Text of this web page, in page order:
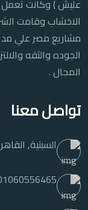
عليش ) وكانت تعمل
الاخشاب وقامت
مشاريع مصر علي
الجوده والثقه
المجال .
تواصل معنا
السبتية,